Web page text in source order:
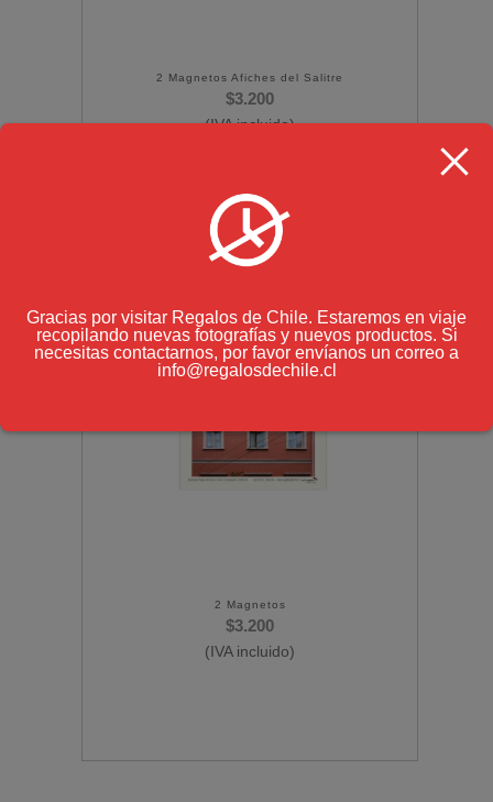
2 Magnetos Afiches del Salitre
$3.200
(IVA incluido)
2 Magnetos
$3.200
(IVA incluido)
Gracias por visitar Regalos de Chile. Estaremos en viaje
recopilando nuevas fotografías y nuevos productos. Si
necesitas contactarnos, por favor envíanos un correo a
info@regalosdechile.cl